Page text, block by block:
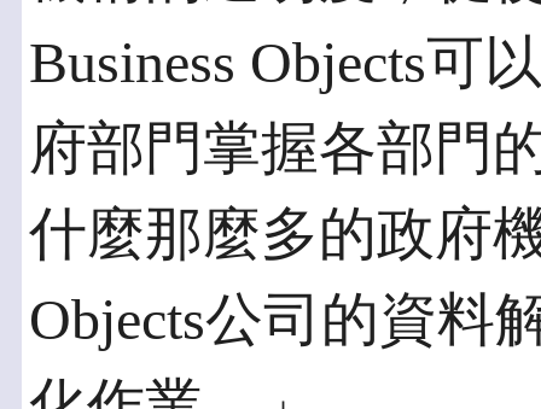
Business Objects可
府部門掌握各部門
什麼那麼多的政府
Objects公司的資料